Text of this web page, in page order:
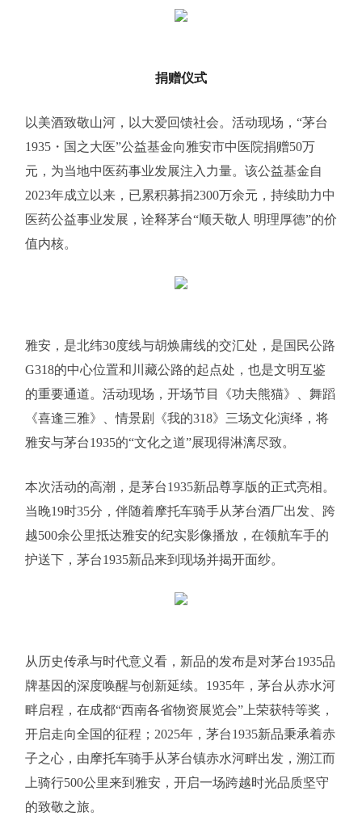
捐赠仪式
以美酒致敬山河，以大爱回馈社会。活动现场，“茅台
1935・国之大医”公益基金向雅安市中医院捐赠50万
元，为当地中医药事业发展注入力量。该公益基金自
2023年成立以来，已累积募捐2300万余元，持续助力中
医药公益事业发展，诠释茅台“顺天敬人 明理厚德”的价
值内核。
雅安，是北纬30度线与胡焕庸线的交汇处，是国民公路
G318的中心位置和川藏公路的起点处，也是文明互鉴
的重要通道。活动现场，开场节目《功夫熊猫》、舞蹈
《喜逢三雅》、情景剧《我的318》三场文化演绎，将
雅安与茅台1935的“文化之道”展现得淋漓尽致。
本次活动的高潮，是茅台1935新品尊享版的正式亮相。
当晚19时35分，伴随着摩托车骑手从茅台酒厂出发、跨
越500余公里抵达雅安的纪实影像播放，在领航车手的
护送下，茅台1935新品来到现场并揭开面纱。
从历史传承与时代意义看，新品的发布是对茅台1935品
牌基因的深度唤醒与创新延续。1935年，茅台从赤水河
畔启程，在成都“西南各省物资展览会”上荣获特等奖，
开启走向全国的征程；2025年，茅台1935新品秉承着赤
子之心，由摩托车骑手从茅台镇赤水河畔出发，溯江而
上骑行500公里来到雅安，开启一场跨越时光品质坚守
的致敬之旅。